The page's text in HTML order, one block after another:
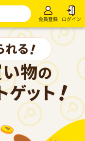
会員登録 ログイン